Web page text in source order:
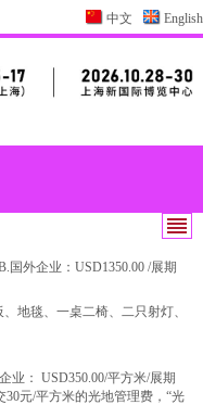
中文 English
外企业：USD1350.00 /展期
地毯、一桌二椅、二只射灯、
业： USD350.00/平方米/展期
元/平方米的光地管理费，“光